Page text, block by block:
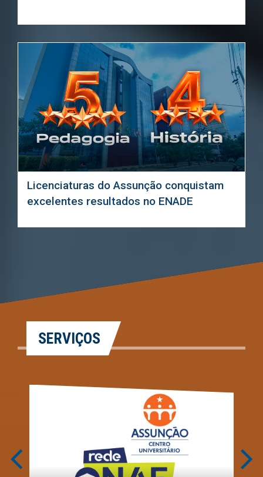
Licenciaturas do Assunção conquistam
excelentes resultados no ENADE
SERVIÇOS